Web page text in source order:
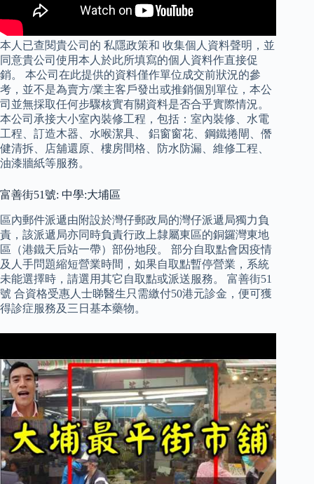
本人已查閱貴公司的 私隱政策和 收集個人資料聲明，並
同意貴公司使用本人於此所填寫的個人資料作直接促
銷。 本公司在此提供的資料僅作單位成交前狀況的參
考，並不是為賣方/業主客戶發出或推銷個別單位，本公
司並無採取任何步驟核實有關資料是否合乎實際情況。
本公司承接大小室內裝修工程，包括：室內裝修、水電
工程、訂造木器、水喉潔具、 鋁窗窗花、鋼鐵捲閘、僭
健清拆、店舖還原、樓房間格、防水防漏、維修工程、
油漆牆紙等服務。
富善街51號: 中學:大埔區
區內郵件派遞由附設於灣仔郵政局的灣仔派遞局獨力負
責，該派遞局亦同時負責行政上隸屬東區的銅鑼灣東地
區（港鐵天后站一帶）部份地段。 部分自取點會因疫情
及人手問題縮短營業時間，如果自取點暫停營業，系統
未能選擇時，請選用其它自取點或派送服務。 富善街51
號 合資格受惠人士睇醫生只需繳付50港元診金，便可獲
得診症服務及三日基本藥物。